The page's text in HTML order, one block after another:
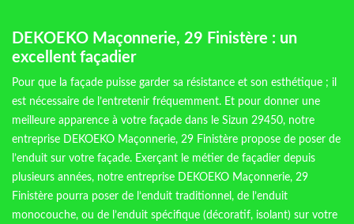
DEKOEKO Maçonnerie, 29 Finistère : un
excellent façadier
Pour que la façade puisse garder sa résistance et son esthétique ; il
est nécessaire de l’entretenir fréquemment. Et pour donner une
meilleure apparence à votre façade dans le Sizun 29450, notre
entreprise DEKOEKO Maçonnerie, 29 Finistère propose de poser de
l’enduit sur votre façade. Exerçant le métier de façadier depuis
plusieurs années, notre entreprise DEKOEKO Maçonnerie, 29
Finistère pourra poser de l’enduit traditionnel, de l’enduit
monocouche, ou de l’enduit spécifique (décoratif, isolant) sur votre